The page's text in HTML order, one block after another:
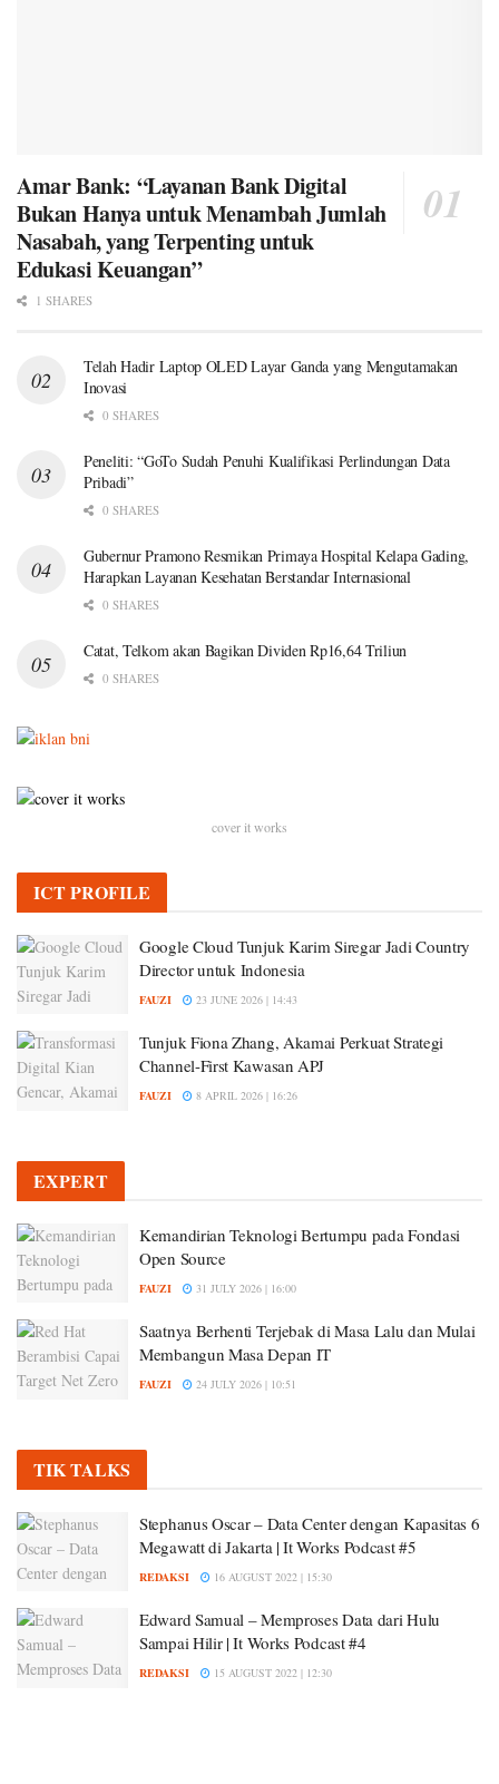
Amar Bank: “Layanan Bank Digital
Bukan Hanya untuk Menambah Jumlah
Nasabah, yang Terpenting untuk
Edukasi Keuangan”
1 SHARES
Telah Hadir Laptop OLED Layar Ganda yang Mengutamakan
Inovasi
0 SHARES
Peneliti: “GoTo Sudah Penuhi Kualifikasi Perlindungan Data
Pribadi”
0 SHARES
Gubernur Pramono Resmikan Primaya Hospital Kelapa Gading,
Harapkan Layanan Kesehatan Berstandar Internasional
0 SHARES
Catat, Telkom akan Bagikan Dividen Rp16,64 Triliun
0 SHARES
cover it works
ICT PROFILE
Google Cloud Tunjuk Karim Siregar Jadi Country
Director untuk Indonesia
FAUZI 23 JUNE 2026 | 14:43
Tunjuk Fiona Zhang, Akamai Perkuat Strategi
Channel-First Kawasan APJ
FAUZI 8 APRIL 2026 | 16:26
EXPERT
Kemandirian Teknologi Bertumpu pada Fondasi
Open Source
FAUZI 31 JULY 2026 | 16:00
Saatnya Berhenti Terjebak di Masa Lalu dan Mulai
Membangun Masa Depan IT
FAUZI 24 JULY 2026 | 10:51
TIK TALKS
Stephanus Oscar – Data Center dengan Kapasitas 6
Megawatt di Jakarta | It Works Podcast #5
REDAKSI 16 AUGUST 2022 | 15:30
Edward Samual – Memproses Data dari Hulu
Sampai Hilir | It Works Podcast #4
REDAKSI 15 AUGUST 2022 | 12:30